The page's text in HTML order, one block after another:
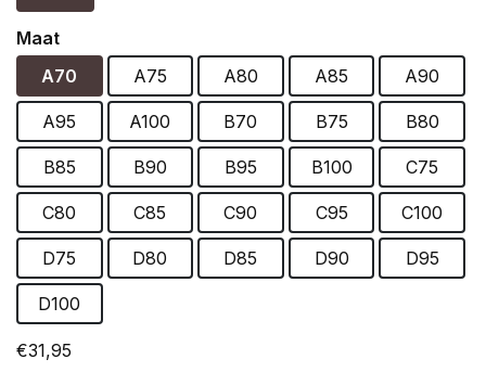
Maat
A70
A75 A80 A85 A90
A95 A100 B70 B75 B80
B85 B90 B95 B100 C75
C80 C85 C90 C95 C100
D75 D80 D85 D90 D95
D100
€31,95